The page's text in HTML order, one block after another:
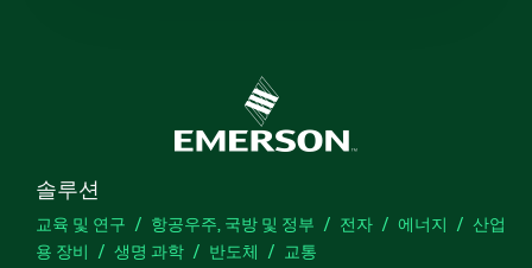
솔루션
교육 및 연구 항공우주, 국방 및 정부 전자 에너지
산업
용 장비
생명 과학 반도체 교통